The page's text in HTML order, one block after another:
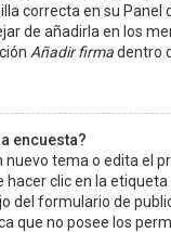
correcta en su Panel
de añadirla en los
Añadir firmadentro
encuesta?
nuevo tema o edita el
hacer clic en la etiqueta
del formulario de
que no posee los